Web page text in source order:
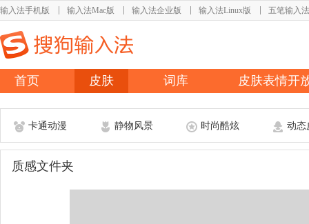
输入法手机版 输入法Mac版 输入法企业版 输入法Linux版 五笔输入法
首页 皮肤 词库 皮肤表情开
卡通动漫 静物风景 时尚酷炫 动态
质感文件夹